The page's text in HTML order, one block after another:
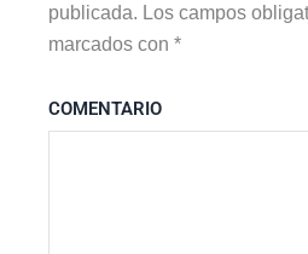
publicada. Los campos
marcados con*
COMENTARIO